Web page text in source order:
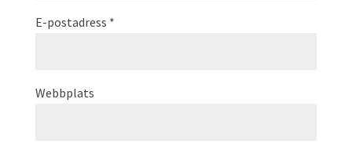
E-postadress *
Webbplats